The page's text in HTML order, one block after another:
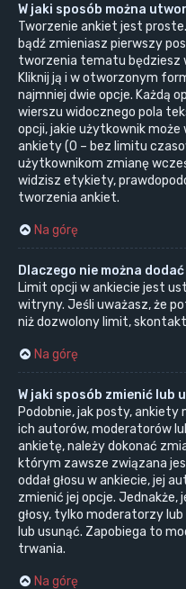
W jaki sposób można
Tworzenie ankiet jest
bądź zmieniasz pierwszy
tworzenia tematu będziesz
Kliknij ją i w otworzonym
najmniej dwie opcje. Każdą
wierszu widocznego pola
opcji, jakie użytkownik
ankiety (0 – bez limitu
użytkownikom zmianę
widzisz etykiety,
tworzenia ankiet.
Na górę
Dlaczego nie można
Limit opcji w ankiecie jest
witryny. Jeśli uważasz, że
niż dozwolony limit,
Na górę
W jaki sposób zmienić lub
Podobnie, jak posty,
ich autorów, moderatorów
ankietę, należy dokonać
którym zawsze związana
oddał głosu w ankiecie, jej
zmienić jej opcje. Jednakże,
głosy, tylko moderatorzy
lub usunąć. Zapobiega to
trwania.
Na górę